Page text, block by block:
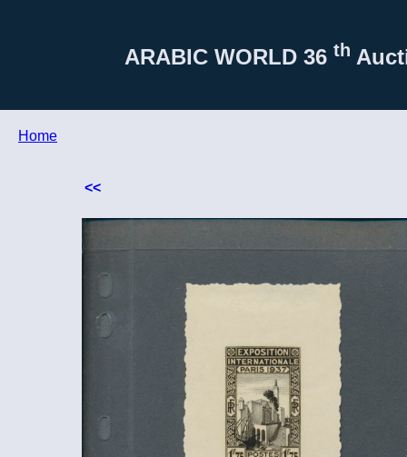
ARABIC WORLD 36 th
Home
<<